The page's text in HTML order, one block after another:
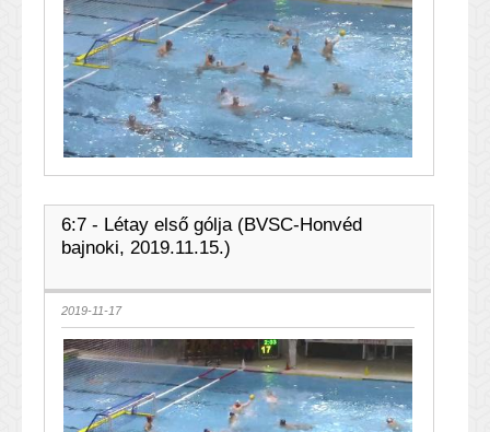
6:7 - Létay első gólja (BVSC-Honvéd
bajnoki, 2019.11.15.)
2019-11-17